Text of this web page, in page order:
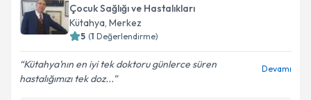
Çocuk Sağlığı ve Hastalıkları
Kütahya, Merkez
5 (1 Değerlendirme)
Kütahya’nın en iyi tek doktoru günlerce süren
hastalığımızı tek doz...
Devamı